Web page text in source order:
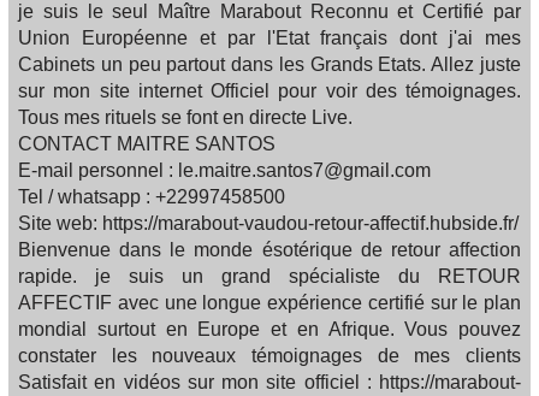
je suis le seul Maître Marabout Reconnu et Certifié par
Union Européenne et par l'Etat français dont j'ai mes
Cabinets un peu partout dans les Grands Etats. Allez juste
sur mon site internet Officiel pour voir des témoignages.
Tous mes rituels se font en directe Live.
CONTACT MAITRE SANTOS
E-mail personnel : le.maitre.santos7@gmail.com
Tel / whatsapp : +22997458500
Site web: https://marabout-vaudou-retour-affectif.hubside.fr/
Bienvenue dans le monde ésotérique de retour affection
rapide. je suis un grand spécialiste du RETOUR
AFFECTIF avec une longue expérience certifié sur le plan
mondial surtout en Europe et en Afrique. Vous pouvez
constater les nouveaux témoignages de mes clients
Satisfait en vidéos sur mon site officiel : https://marabout-